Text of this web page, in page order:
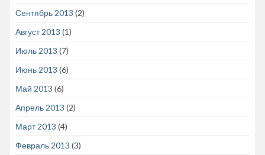
Сентябрь 2013 (2)
Август 2013 (1)
Июль 2013 (7)
Июнь 2013 (6)
Май 2013 (6)
Апрель 2013 (2)
Март 2013 (4)
Февраль 2013 (3)